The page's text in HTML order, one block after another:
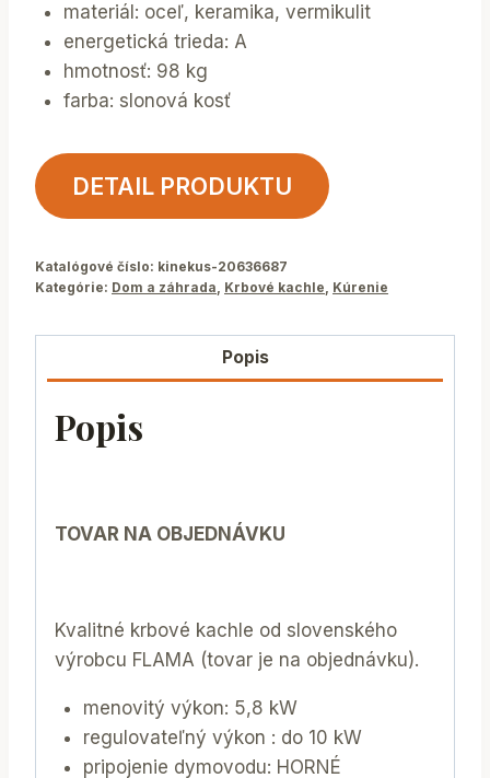
materiál: oceľ, keramika, vermikulit
energetická trieda: A
hmotnosť: 98 kg
farba: slonová kosť
DETAIL PRODUKTU
Katalógové číslo: kinekus-20636687
Kategórie: Dom a záhrada, Krbové kachle, Kúrenie
Popis
Popis
TOVAR NA OBJEDNÁVKU
Kvalitné krbové kachle od slovenského
výrobcu FLAMA (tovar je na objednávku).
menovitý výkon: 5,8 kW
regulovateľný výkon : do 10 kW
pripojenie dymovodu: HORNÉ